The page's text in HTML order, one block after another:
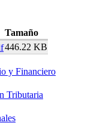
Tamaño
446.22 KB
y Financiero
Tributaria